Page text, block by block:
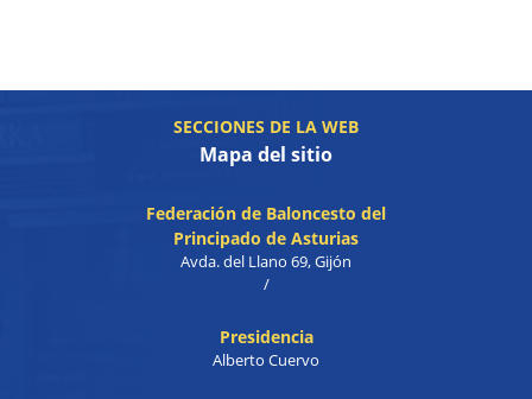
SECCIONES DE LA WEB
Mapa del sitio
Federación de Baloncesto del
Principado de Asturias
Avda. del Llano 69, Gijón
/
Presidencia
Alberto Cuervo